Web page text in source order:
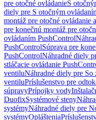
pre otočné ovládanieS
diely pre S otočným
montáž pre otočné ovládanie
pre konečnú montáž pre
ovládaním PushControl
PushControlSúprava pre
PushControlNáhradné diely
stláčacie ovládanie
ventiluNáhradné diely pre
ventiluPríslušenstvo pre
súpravyPrípojky vody
DuofixSystémové steny
systémyNáhradné diely pre
systémyOpláštenia